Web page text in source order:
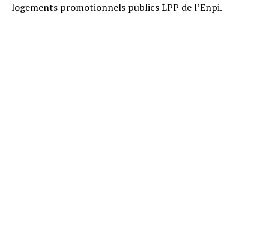
logements promotionnels publics LPP de l’Enpi.